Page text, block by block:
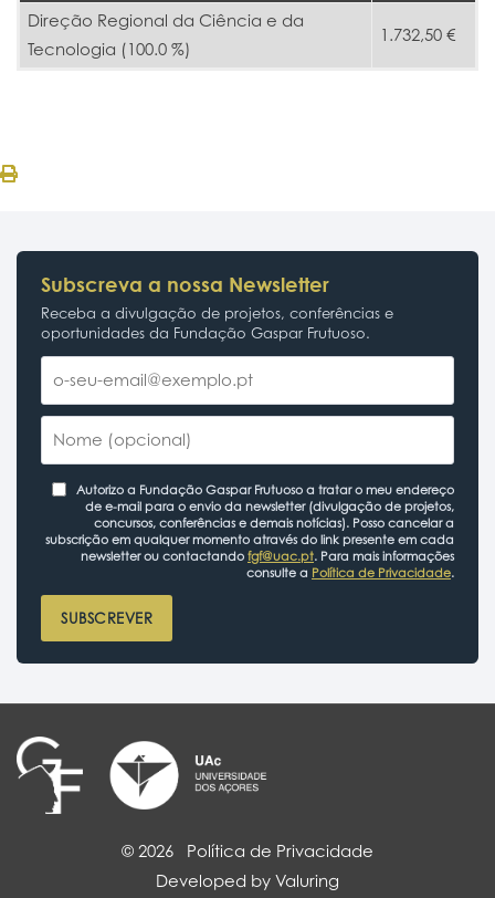
Direção Regional da Ciência e da
Tecnologia (100.0 %)
1.732,50 €
Subscreva a nossa Newsletter
Receba a divulgação de projetos, conferências e
oportunidades da Fundação Gaspar Frutuoso.
Autorizo a Fundação Gaspar Frutuoso a tratar o meu endereço
de e-mail para o envio da newsletter (divulgação de projetos,
concursos, conferências e demais notícias). Posso cancelar a
subscrição em qualquer momento através do link presente em cada
newsletter ou contactando fgf@uac.pt. Para mais informações
consulte a Política de Privacidade.
SUBSCREVER
© 2026 Política de Privacidade
Developed by Valuring